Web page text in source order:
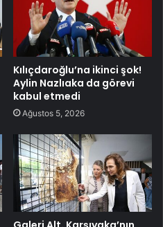
Kılıçdaroğlu’na ikinci şok!
Aylin Nazlıaka da görevi
kabul etmedi
Ağustos 5, 2026